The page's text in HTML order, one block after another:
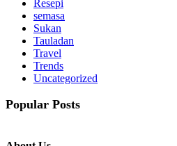
Resepi
semasa
Sukan
Tauladan
Travel
Trends
Uncategorized
Popular Posts